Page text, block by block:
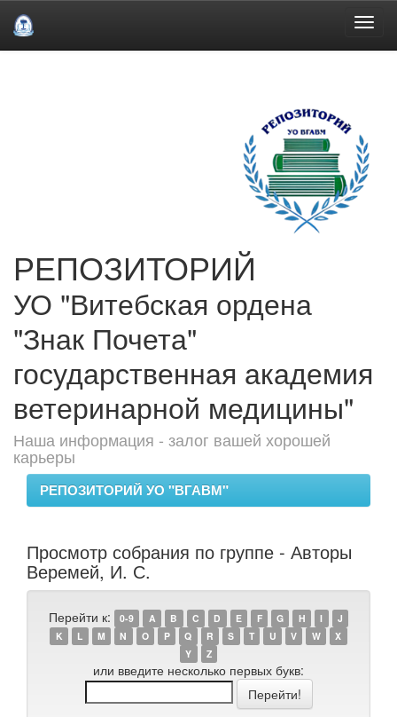
РЕПОЗИТОРИЙ
УО "Витебская ордена
"Знак Почета"
государственная академия
ветеринарной медицины"
Наша информация - залог вашей хорошей
карьеры
РЕПОЗИТОРИЙ УО "ВГАВМ"
Просмотр собрания по группе - Авторы
Веремей, И. С.
Перейти к: 0-9 A B C D E F G H I
J
K
L M N O P Q R S T U V W
X
Y
Z
или введите несколько первых букв: